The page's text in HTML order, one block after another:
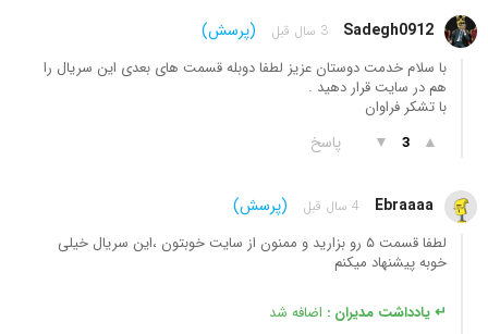
Sadegh0912 3 سال قبل (پرسش)
با سلام خدمت دوستان عزیز لطفا دوبله قسمت های بعدی این سریال را
هم در سایت قرار دهید .
با تشکر فراوان
▲
3
▼ پاسخ
Ebraaaa 4 سال قبل (پرسش)
لطفا قسمت ۵ رو بزارید و ممنون از سایت خوبتون ،این سریال خیلی
خوبه پیشنهاد میکنم
↵ یادداشت مدیران : اضافه شد